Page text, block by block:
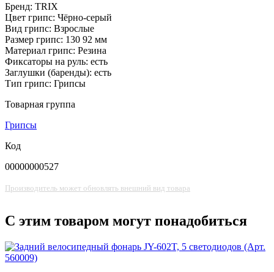
Бренд: TRIX
Цвет грипс: Чёрно-серый
Вид грипс: Взрослые
Размер грипс: 130 92 мм
Материал грипс: Резина
Фиксаторы на руль: есть
Заглушки (баренды): есть
Тип грипс: Грипсы
Товарная группа
Грипсы
Код
00000000527
Производитель может обновлять внешний вид товара
С этим товаром могут понадобиться